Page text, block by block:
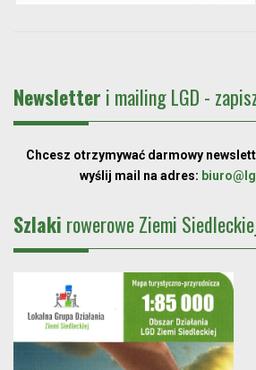
Newsletter i mailing LGD -
Chcesz otrzymywać darmowy
wyślij mail na adres:
Szlaki rowerowe Ziemi